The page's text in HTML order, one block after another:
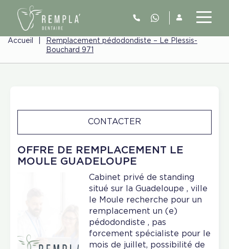
Accueil
Remplacement pédodondiste – Le Plessis-
Bouchard 971
OFFRE DE REMPLACEMENT LE
MOULE GUADELOUPE
CONTACTER
Cabinet privé de standing
situé sur la Guadeloupe , ville
le Moule recherche pour un
remplacement un (e)
pédodondiste , pas
forcement spécialiste pour le
mois de juillet, possibilité de